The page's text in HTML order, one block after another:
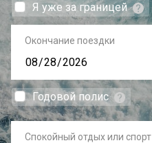
Я уже за границей
Окончание поездки
Годовой полис
Спокойный отдых или спорт